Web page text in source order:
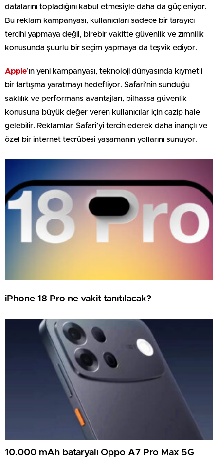
datalarını topladığını kabul etmesiyle daha da güçleniyor.
Bu reklam kampanyası, kullanıcıları sadece bir tarayıcı
tercihi yapmaya değil, birebir vakitte güvenlik ve zımnilik
konusunda şuurlu bir seçim yapmaya da teşvik ediyor.
Apple’ın yeni kampanyası, teknoloji dünyasında kıymetli
bir tartışma yaratmayı hedefliyor. Safari’nin sunduğu
saklılık ve performans avantajları, bilhassa güvenlik
konusuna büyük değer veren kullanıcılar için cazip hale
gelebilir. Reklamlar, Safari’yi tercih ederek daha inançlı ve
özel bir internet tecrübesi yaşamanın yollarını sunuyor.
iPhone 18 Pro ne vakit tanıtılacak?
10.000 mAh bataryalı Oppo A7 Pro Max 5G